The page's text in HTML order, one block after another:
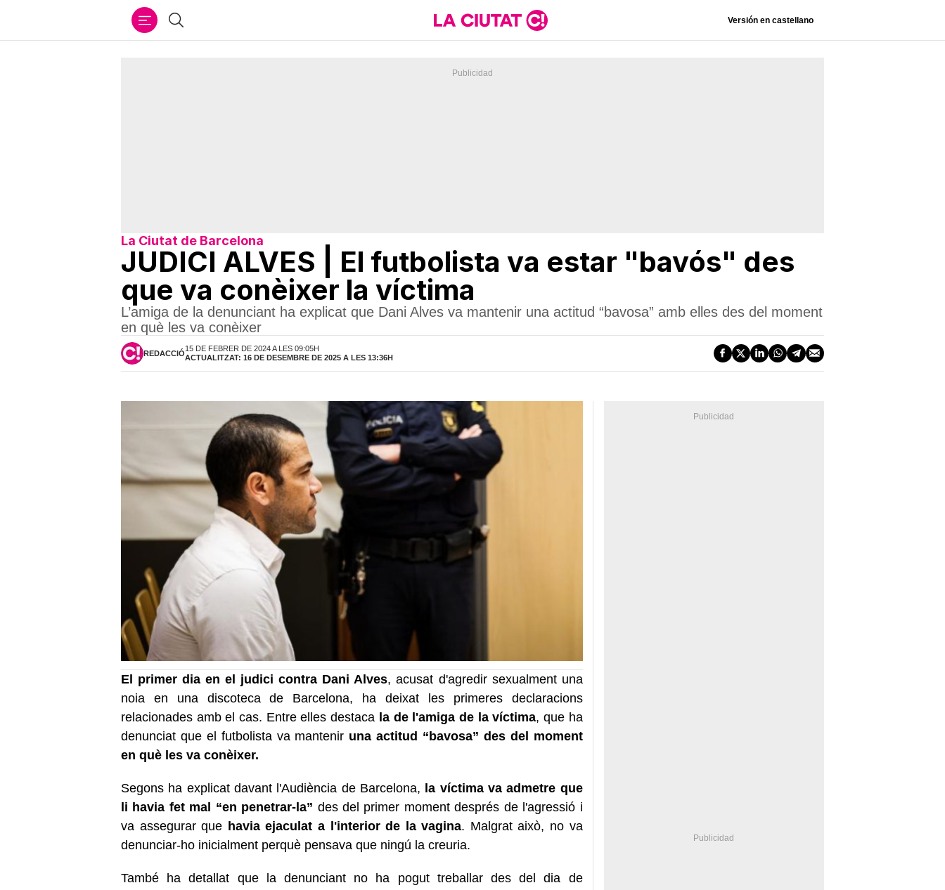
Cercar Versión en castellano
La Ciutat de Barcelona
JUDICI ALVES | El futbolista va estar "bavós" des
que va conèixer la víctima
L’amiga de la denunciant ha explicat que Dani Alves va mantenir una actitud “bavosa” amb elles des del moment
en què les va conèixer
REDACCIÓ
15 DE FEBRER DE 2024 A LES 09:05H
ACTUALITZAT: 16 DE DESEMBRE DE 2025 A LES 13:36H
El primer dia en el judici contra Dani Alves, acusat d'agredir sexualment una
noia en una discoteca de Barcelona, ha deixat les primeres declaracions
relacionades amb el cas. Entre elles destaca la de l'amiga de la víctima, que ha
denunciat que el futbolista va mantenir una actitud “bavosa” des del moment
en què les va conèixer.
Segons ha explicat davant l'Audiència de Barcelona, la víctima va admetre que
li havia fet mal “en penetrar-la” des del primer moment després de l'agressió i
va assegurar que havia ejaculat a l'interior de la vagina. Malgrat això, no va
denunciar-ho inicialment perquè pensava que ningú la creuria.
També ha detallat que la denunciant no ha pogut treballar des del dia de